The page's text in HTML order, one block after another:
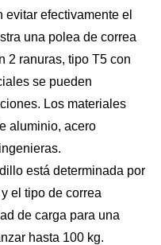
efectivamente el
una polea de correa
2 ranuras, tipo T5 con
se pueden
Los materiales
aluminio, acero
está determinada por
el tipo de correa
de carga para una
hasta 100 kg.